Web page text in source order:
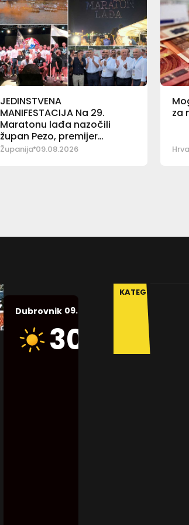
JEDINSTVENA
MANIFESTACIJA Na 29.
Maratonu lađa nazočili
župan Pezo, premijer
Plenković i ministar Bačić
Županija 09.08.2026
za
Dubrovnik 09.08.2026.
30
Humidity:
KATEGORIJE